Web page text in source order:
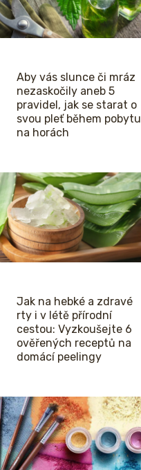
Aby vás slunce či mráz
nezaskočily aneb 5
pravidel, jak se starat o
svou pleť během pobytu
na horách
Jak na hebké a zdravé
rty i v létě přírodní
cestou: Vyzkoušejte 6
ověřených receptů na
domácí peelingy